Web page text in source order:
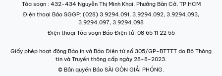
Tòa soạn : 432-434 Nguyễn Thị Minh Khai, Phường Bàn Cờ, TP.HCM
Điện thoại Báo SGGP: (028) 3.9294.091, 3.9294.092, 3.9294.093,
3.9294.097, 3.9294.098
Điện thoại Tòa soạn Báo Điện tử: 08 65 11 22 55
Giấy phép hoạt động Báo in và Báo Điện tử số 305/GP-BTTTT do Bộ Thông
tin và Truyền thông cấp ngày 28-8-2023.
© Bản quyền Báo SÀI GÒN GIẢI PHÓNG.